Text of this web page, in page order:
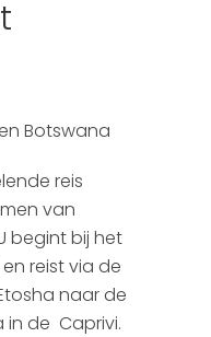
Botswana
reis
van
begint bij het
reist via de
naar de
in de Caprivi.